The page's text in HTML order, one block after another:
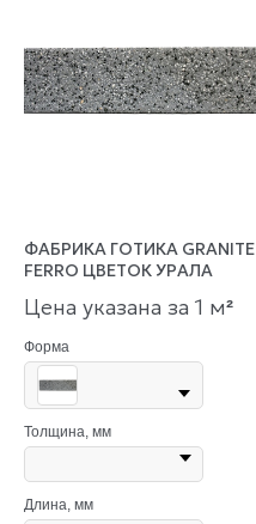
ФАБРИКА ГОТИКА GRANITE
FERRO ЦВЕТОК УРАЛА
Цена указана за 1 м²
Форма
Толщина, мм
Длина, мм